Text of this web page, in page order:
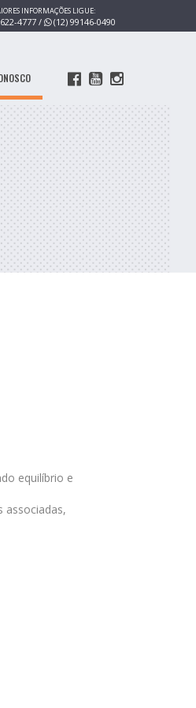
INFORMAÇÕES LIGUE:
4777/ (12) 99146-0490
equilíbrio e
associadas,